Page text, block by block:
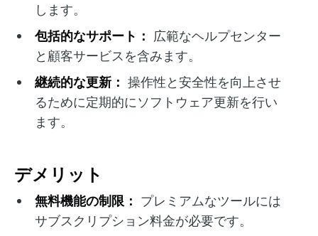
します。
包括的なサポート： 広範なヘルプセンター
と顧客サービスを含みます。
継続的な更新： 操作性と安全性を向上させ
るために定期的にソフトウェア更新を行い
ます。
デメリット
無料機能の制限： プレミアムなツールには
サブスクリプション料金が必要です。